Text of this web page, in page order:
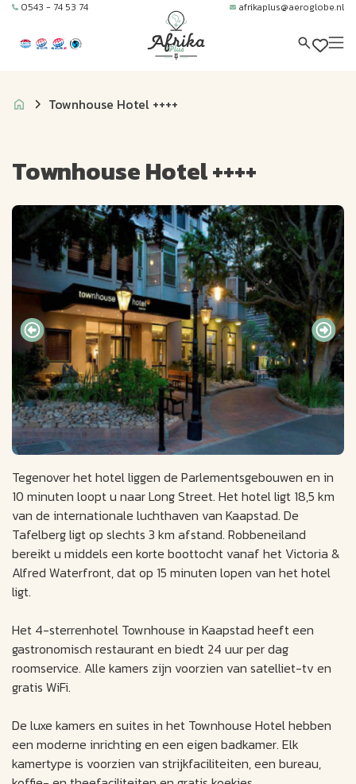
0543 - 74 53 74 afrikaplus@aeroglobe.nl
Townhouse Hotel ++++
Townhouse Hotel ++++
Tegenover het hotel liggen de Parlementsgebouwen en in
10 minuten loopt u naar Long Street. Het hotel ligt 18,5 km
van de internationale luchthaven van Kaapstad. De
Tafelberg ligt op slechts 3 km afstand. Robbeneiland
bereikt u middels een korte boottocht vanaf het Victoria &
Alfred Waterfront, dat op 15 minuten lopen van het hotel
ligt.
Het 4-sterrenhotel Townhouse in Kaapstad heeft een
gastronomisch restaurant en biedt 24 uur per dag
roomservice. Alle kamers zijn voorzien van satelliet-tv en
gratis WiFi.
De luxe kamers en suites in het Townhouse Hotel hebben
een moderne inrichting en een eigen badkamer. Elk
kamertype is voorzien van strijkfaciliteiten, een bureau,